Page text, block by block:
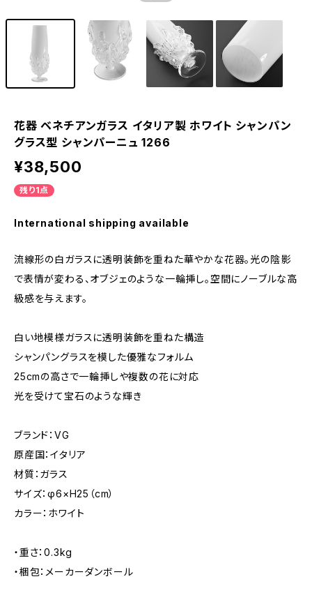
花器 ベネチアンガラス イタリア製 ホワイト シャンパン
グラス型 シャンパーニュ 1266
¥38,500
残り1点
International shipping available
流線形の白ガラスに透明装飾を重ねた華やかな花器。光の陰影
で表情が変わる、オブジェのような一輪挿し。空間にノーブルな高
級感を与えます。
白い地模様ガラスに透明装飾を重ねた構造
シャンパングラスを模した優雅なフォルム
25cmの高さで一輪挿しや複数の花に対応
光を受けて宝石のような輝き
ブランド：VG
原産国：イタリア
材質：ガラス
サイズ：φ6×H25（cm）
カラー：ホワイト
・重さ：0.3kg
・梱包：メーカーダンボール